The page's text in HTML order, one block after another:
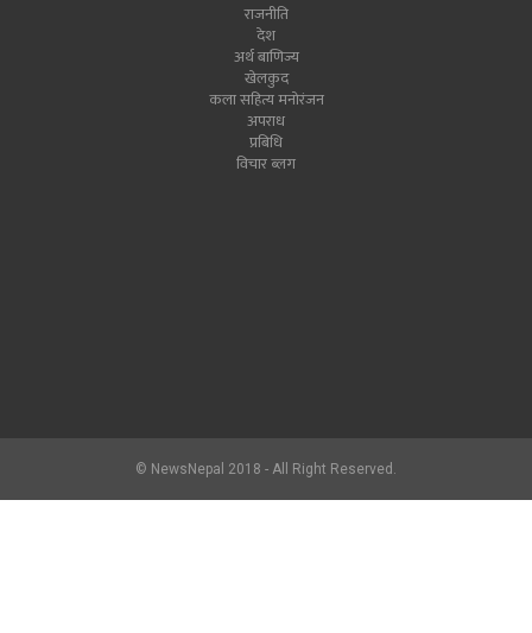
राजनीति
देश
अर्थ बाणिज्य
खेलकुद
कला सहित्य मनोरंजन
अपराध
प्रबिधि
विचार ब्लग
© NewsNepal 2018 - All Right Reserved.
newsnepal.com